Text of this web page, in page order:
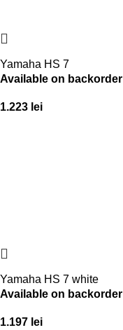
Yamaha HS 7
Available on backorder
1.223 lei
Yamaha HS 7 white
Available on backorder
1.197 lei